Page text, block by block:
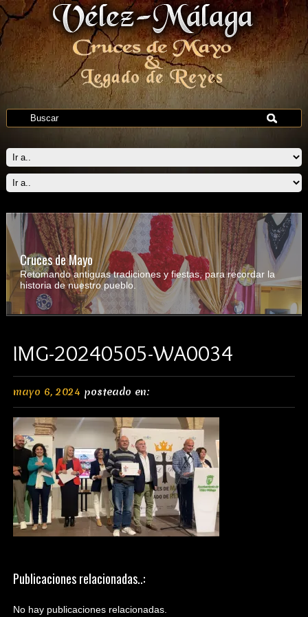
Cruces de Mayo
Retomando antiguas tradiciones y fiestas, para recordar la
historia de nuestro pueblo.
IMG-20240505-WA0034
mayo 6, 2024 posteado en:
Publicaciones relacionadas..:
No hay publicaciones relacionadas.